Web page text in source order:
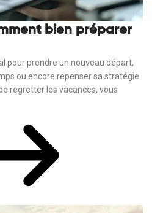
bien préparer
pour prendre un nouveau départ,
ou encore repenser sa stratégie
regretter les vacances, vous